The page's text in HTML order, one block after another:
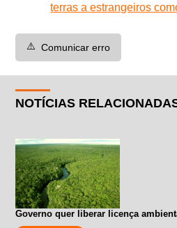
terras a estrangeiros
⚠️ Comunicar erro
NOTÍCIAS
Governo quer liberar licença